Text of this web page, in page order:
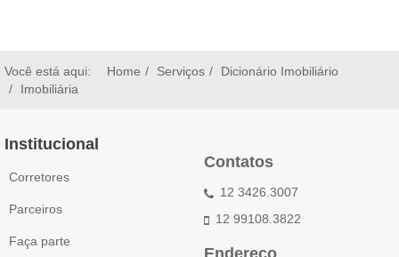
Você está aqui: Home Serviços
Dicionário Imobiliário
Imobiliária
Institucional
Corretores
Parceiros
Faça parte
Contatos
12 3426.3007
12 99108.3822
Endereço